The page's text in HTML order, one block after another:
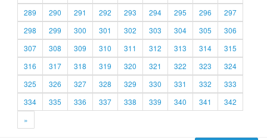
289
290 291 292 293 294 295 296
297
298
299 300 301 302 303 304 305
306
307
308 309 310 311 312 313 314
315
316
317 318 319 320 321 322 323
324
325
326 327 328 329 330 331 332
333
334
335 336 337 338 339 340 341
342
»